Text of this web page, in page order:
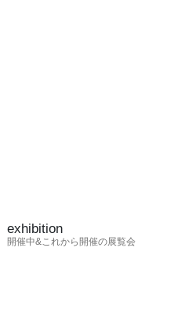
exhibition
開催中&これから開催の展覧会